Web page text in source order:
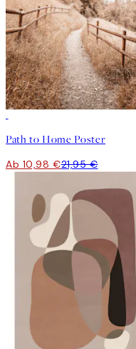
Path to Home Poster
Ab 10,98 €21,95 €